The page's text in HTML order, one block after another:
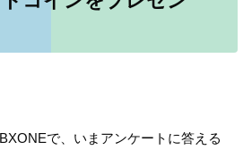
で、いまアンケートに答える